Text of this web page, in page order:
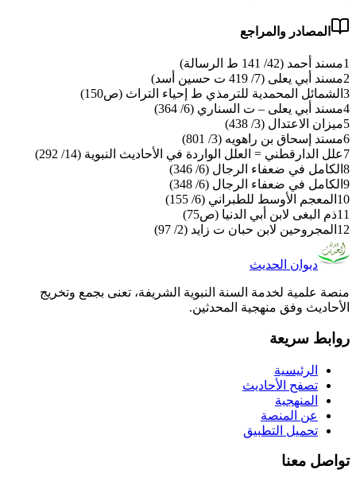
المصادر والمراجع
1مسند أحمد (42/ 141 ط الرسالة)
2مسند أبي يعلى (7/ 419 ت حسين أسد)
3 الشمائل المحمدية للترمذي ط إحياء التراث (ص150)
4مسند أبي يعلى – ت السناري (6/ 364)
5ميزان الاعتدال (3/ 438)
6مسند إسحاق بن راهويه (3/ 801)
7علل الدارقطني = العلل الواردة في الأحاديث النبوية (14/ 292)
8 الكامل في ضعفاء الرجال (6/ 346)
9 الكامل في ضعفاء الرجال (6/ 348)
10 المعجم الأوسط للطبراني (6/ 155)
11ذم البغى لابن أبي الدنيا (ص75)
12 المجروحين لابن حبان ت زايد (2/ 97)
ديوان الحديث
منصة علمية لخدمة السنة النبوية الشريفة، تعنى بجمع وتخريج
الأحاديث وفق منهجية المحدثين.
روابط سريعة
الرئيسية
تصفح الأحاديث
المنهجية
عن المنصة
تحميل التطبيق
تواصل معنا